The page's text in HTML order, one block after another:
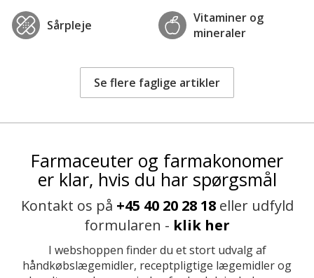
Sårpleje
Vitaminer og
mineraler
Se flere faglige artikler
Farmaceuter og farmakonomer
er klar, hvis du har spørgsmål
Kontakt os på +45 40 20 28 18eller udfyld
formularen - klik her
I webshoppen finder du et stort udvalg af
håndkøbslægemidler, receptpligtige lægemidler og